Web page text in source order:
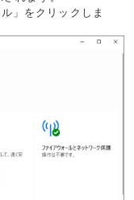
」をクリックしま